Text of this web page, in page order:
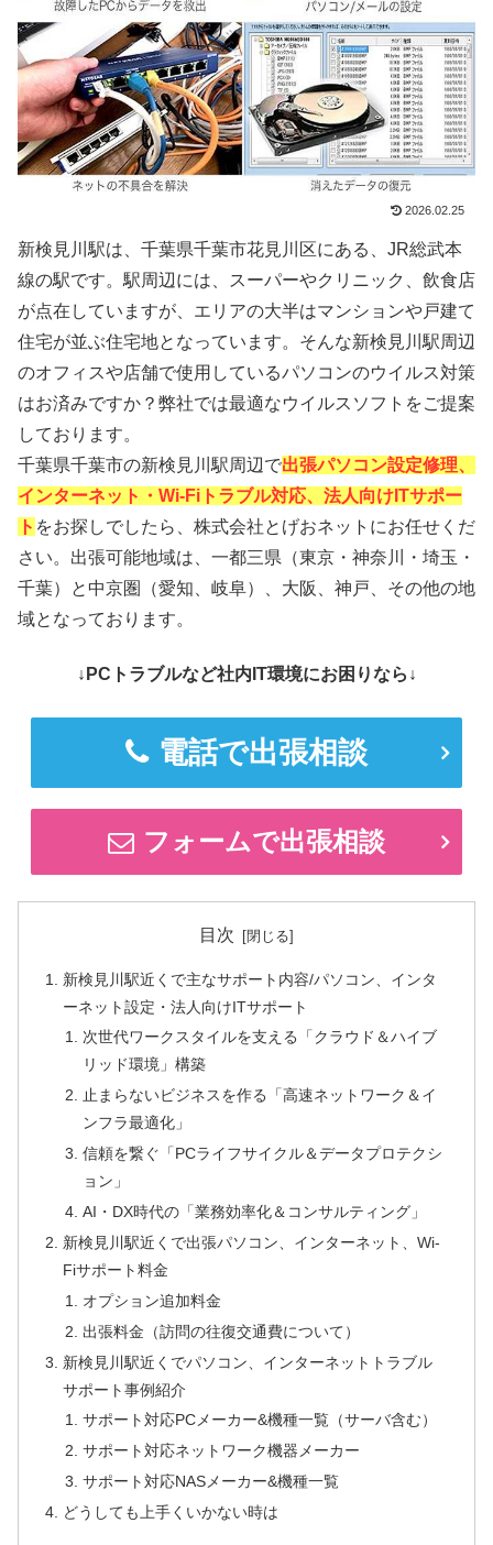
2026.02.25
新検見川駅は、千葉県千葉市花見川区にある、JR総武本
線の駅です。駅周辺には、スーパーやクリニック、飲食店
が点在していますが、エリアの大半はマンションや戸建て
住宅が並ぶ住宅地となっています。そんな新検見川駅周辺
のオフィスや店舗で使用しているパソコンのウイルス対策
はお済みですか？弊社では最適なウイルスソフトをご提案
しております。
千葉県千葉市の新検見川駅周辺で出張パソコン設定修理、
インターネット・Wi-Fiトラブル対応、法人向けITサポー
ト をお探しでしたら、株式会社とげおネットにお任せくだ
さい。出張可能地域は、一都三県（東京・神奈川・埼玉・
千葉）と中京圏（愛知、岐阜）、大阪、神戸、その他の地
域となっております。
↓PCトラブルなど社内IT環境にお困りなら↓
電話で出張相談
フォームで出張相談
目次
新検見川駅近くで主なサポート内容/パソコン、インタ
ーネット設定・法人向けITサポート
次世代ワークスタイルを支える「クラウド＆ハイブ
リッド環境」構築
止まらないビジネスを作る「高速ネットワーク＆イ
ンフラ最適化」
信頼を繋ぐ「PCライフサイクル＆データプロテクシ
ョン」
AI・DX時代の「業務効率化＆コンサルティング」
新検見川駅近くで出張パソコン、インターネット、Wi-
Fiサポート料金
オプション追加料金
出張料金（訪問の往復交通費について）
新検見川駅近くでパソコン、インターネットトラブル
サポート事例紹介
サポート対応PCメーカー&機種一覧（サーバ含む）
サポート対応ネットワーク機器メーカー
サポート対応NASメーカー&機種一覧
どうしても上手くいかない時は